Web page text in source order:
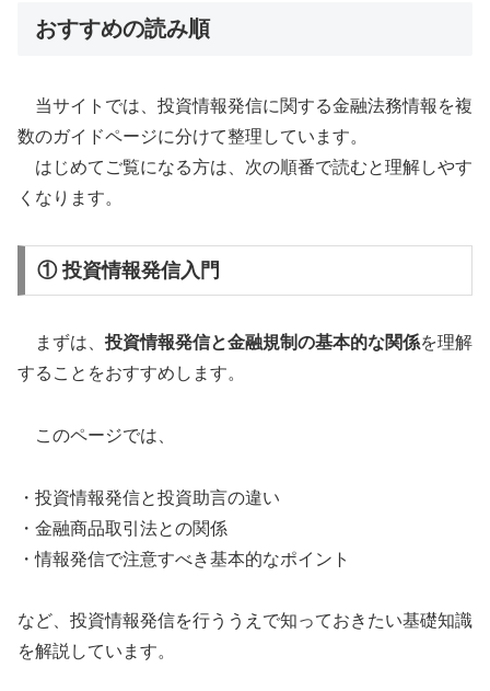
おすすめの読み順
当サイトでは、投資情報発信に関する金融法務情報を複
数のガイドページに分けて整理しています。
はじめてご覧になる方は、次の順番で読むと理解しやす
くなります。
① 投資情報発信入門
まずは、 投資情報発信と金融規制の基本的な関係を理解
することをおすすめします。
このページでは、
・投資情報発信と投資助言の違い
・金融商品取引法との関係
・情報発信で注意すべき基本的なポイント
など、投資情報発信を行ううえで知っておきたい基礎知識
を解説しています。